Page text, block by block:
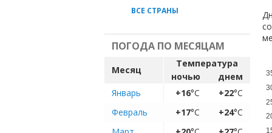
ВСЕ СТРАНЫ
ПОГОДА ПО МЕСЯЦАМ
Месяц
Температура
ночью
днем
Январь
+16°C +22°C
Февраль
+17°C +24°C